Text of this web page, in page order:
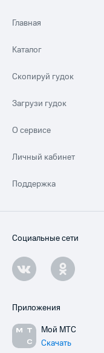
Главная
Каталог
Скопируй гудок
Загрузи гудок
О сервисе
Личный кабинет
Поддержка
Социальные сети
Приложения
Мой МТС
Скачать